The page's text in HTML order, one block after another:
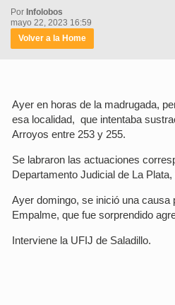
Por Infolobos
mayo 22, 2023 16:59
Volver a la Home
Ayer en horas de la madrugada,
esa localidad, que intentaba
Arroyos entre 253 y 255.
Se labraron las actuaciones
Departamento Judicial de La
Ayer domingo, se inició una
Empalme, que fue sorprendido
Interviene la UFIJ de Saladillo.